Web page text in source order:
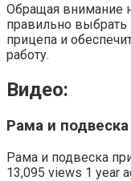
Обращая внимание
правильно выбрать
прицепа и
работу.
Видео:
Рама и
Рама и подвеска
13,095 views 1 year